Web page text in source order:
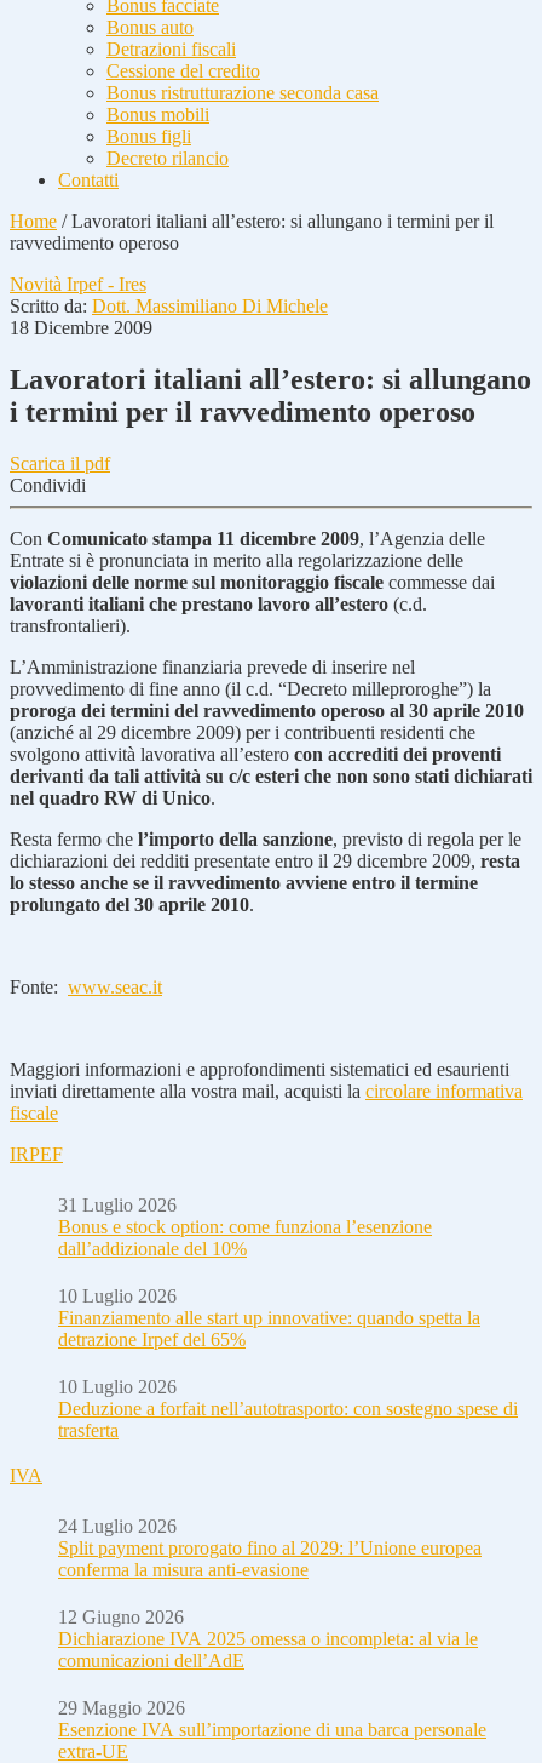
Bonus facciate
Bonus auto
Detrazioni fiscali
Cessione del credito
Bonus ristrutturazione seconda casa
Bonus mobili
Bonus figli
Decreto rilancio
Contatti
Home /Lavoratori italiani all’estero: si allungano i termini per il
ravvedimento operoso
Novità Irpef - Ires
Scritto da: Dott. Massimiliano Di Michele
18 Dicembre 2009
Lavoratori italiani all’estero: si allungano
i termini per il ravvedimento operoso
Scarica il pdf
Condividi
Con Comunicato stampa 11 dicembre 2009, l’Agenzia delle
Entrate si è pronunciata in merito alla regolarizzazione delle
violazioni delle norme sul monitoraggio fiscale commesse dai
lavoranti italiani che prestano lavoro all’estero (c.d.
transfrontalieri).
L’Amministrazione finanziaria prevede di inserire nel
provvedimento di fine anno (il c.d. “Decreto milleproroghe”) la
proroga dei termini del ravvedimento operoso al 30 aprile 2010
(anziché al 29 dicembre 2009) per i contribuenti residenti che
svolgono attività lavorativa all’estero con accrediti dei proventi
derivanti da tali attività su c/c esteri che non sono stati dichiarati
nel quadro RW di Unico.
Resta fermo che l’importo della sanzione, previsto di regola per le
dichiarazioni dei redditi presentate entro il 29 dicembre 2009, resta
lo stesso anche se il ravvedimento avviene entro il termine
prolungato del 30 aprile 2010.
Fonte: www.seac.it
Maggiori informazioni e approfondimenti sistematici ed esaurienti
inviati direttamente alla vostra mail, acquisti la circolare informativa
fiscale
IRPEF
31 Luglio 2026
Bonus e stock option: come funziona l’esenzione
dall’addizionale del 10%
10 Luglio 2026
Finanziamento alle start up innovative: quando spetta la
detrazione Irpef del 65%
10 Luglio 2026
Deduzione a forfait nell’autotrasporto: con sostegno spese di
trasferta
IVA
24 Luglio 2026
Split payment prorogato fino al 2029: l’Unione europea
conferma la misura anti-evasione
12 Giugno 2026
Dichiarazione IVA 2025 omessa o incompleta: al via le
comunicazioni dell’AdE
29 Maggio 2026
Esenzione IVA sull’importazione di una barca personale
extra-UE